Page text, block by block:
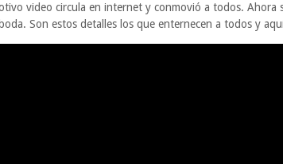
video circula en internet y conmovió a todos.
Son estos detalles los que enternecen a todos y